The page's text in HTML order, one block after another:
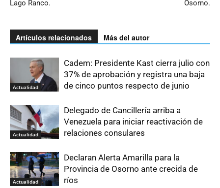
Lago Ranco.
Osorno.
Artículos relacionados Más del autor
Actualidad
Cadem: Presidente Kast cierra julio con
37% de aprobación y registra una baja
de cinco puntos respecto de junio
Actualidad
Delegado de Cancillería arriba a
Venezuela para iniciar reactivación de
relaciones consulares
Actualidad
Declaran Alerta Amarilla para la
Provincia de Osorno ante crecida de
ríos